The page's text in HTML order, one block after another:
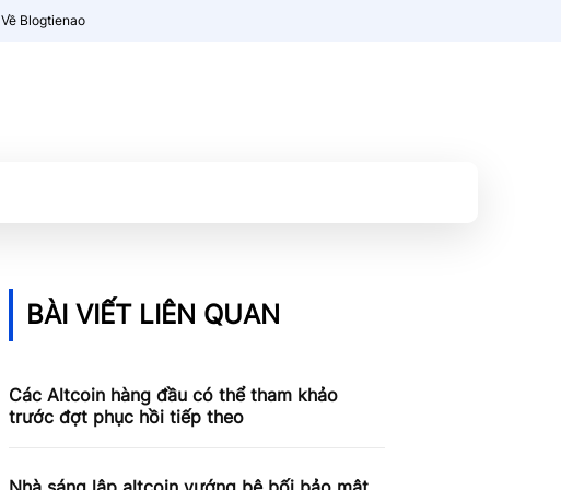
Về Blogtienao
BÀI VIẾT LIÊN QUAN
Các Altcoin hàng đầu có thể tham khảo
trước đợt phục hồi tiếp theo